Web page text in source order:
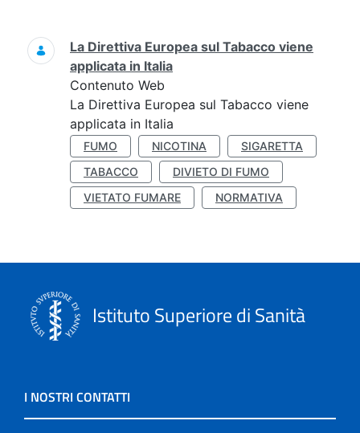
Ricerca
La Direttiva Europea sul Tabacco viene
applicata in Italia
Contenuto Web
La Direttiva Europea sul Tabacco viene
applicata in Italia
FUMO NICOTINA
SIGARETTA
TABACCO
DIVIETO DI FUMO
VIETATO FUMARE
NORMATIVA
Istituto Superiore di Sanità
I NOSTRI CONTATTI